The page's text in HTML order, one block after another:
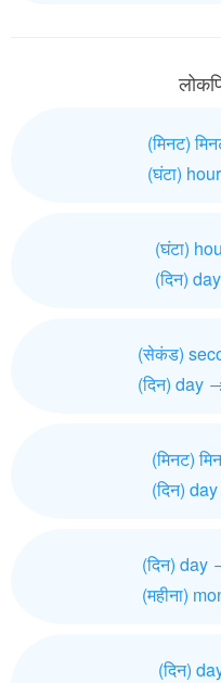
(मिनट)
(घंटा)
(घंटा)
(दिन)
(सेकंड)
(दिन) day
(मिनट)
(दिन)
(दिन) day
(महीना)
(दिन)